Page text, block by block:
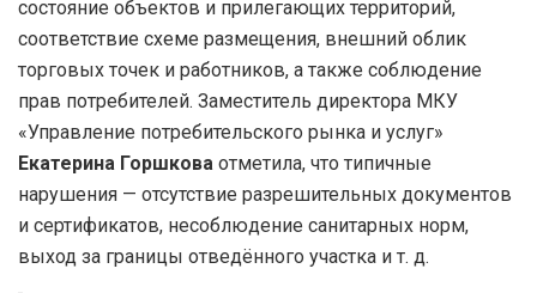
состояние объектов и прилегающих территорий,
соответствие схеме размещения, внешний облик
торговых точек и работников, а также соблюдение
прав потребителей. Заместитель директора МКУ
«Управление потребительского рынка и услуг»
Екатерина Горшкова отметила, что типичные
нарушения — отсутствие разрешительных документов
и сертификатов, несоблюдение санитарных норм,
выход за границы отведённого участка и т. д.